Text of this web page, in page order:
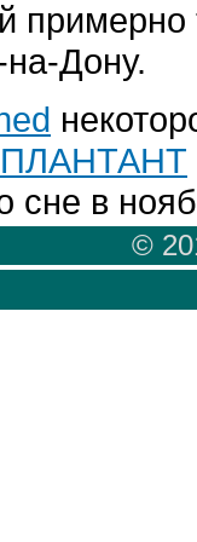
примерно
на-Дону.
сне в
©